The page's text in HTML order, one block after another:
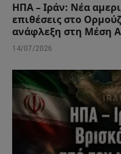
ΗΠΑ – Ιράν: Νέα
επιθέσεις στο
ανάφλεξη στη Μέση
14/07/2026